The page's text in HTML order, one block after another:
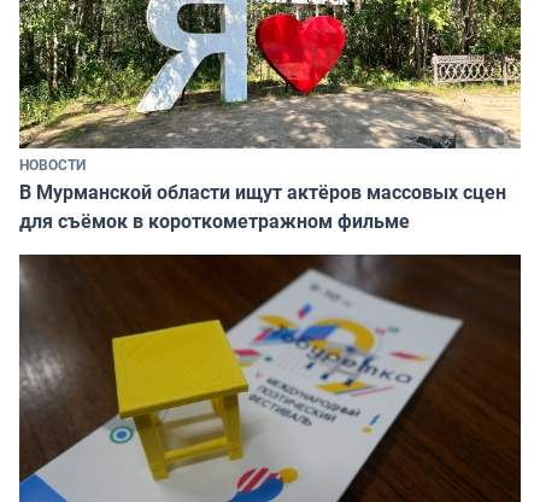
НОВОСТИ
В Мурманской области ищут актёров массовых сцен
для съёмок в короткометражном фильме